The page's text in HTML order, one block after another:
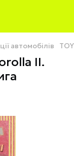
автомобілів
II.